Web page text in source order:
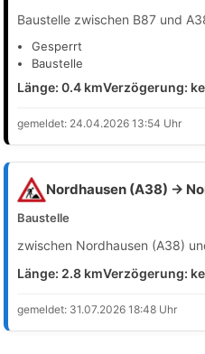
Baustelle zwischen B87 und
Gesperrt
Baustelle
Länge: 0.4 kmVerzögerung:
gemeldet: 24.04.2026 13:54 Uhr
Nordhausen (A38) →
Baustelle
zwischen Nordhausen (A38)
Länge: 2.8 kmVerzögerung:
gemeldet: 31.07.2026 18:48 Uhr